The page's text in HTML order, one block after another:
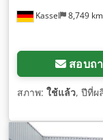
Kassel 8,749 km
สอบถ
สภาพ: ใช้แล้ว, ปีที่ผ